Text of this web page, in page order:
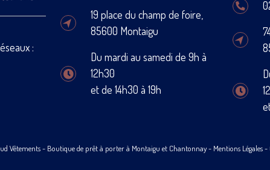
:
19 place du champ de foire,
85600 Montaigu
Du mardi au samedi de 9h à
12h30
et de 14h30 à 19h
Vêtements- Boutique de prêt à porter à Montaigu et Chantonnay - Mentions Légales-